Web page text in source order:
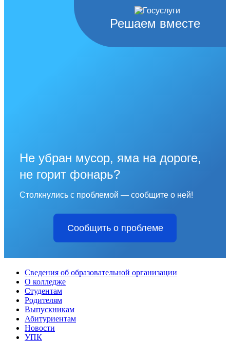
Решаем вместе
Не убран мусор, яма на дороге,
не горит фонарь?
Столкнулись с проблемой — сообщите о ней!
Сообщить о проблеме
Сведения об образовательной организации
О колледже
Студентам
Родителям
Выпускникам
Абитуриентам
Новости
УПК